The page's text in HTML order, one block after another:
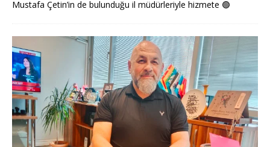
Mustafa Çetin’in de bulunduğu il müdürleriyle hizmete 🟢